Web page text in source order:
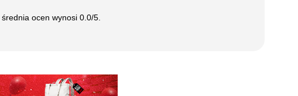
ocen wynosi 0.0/5.